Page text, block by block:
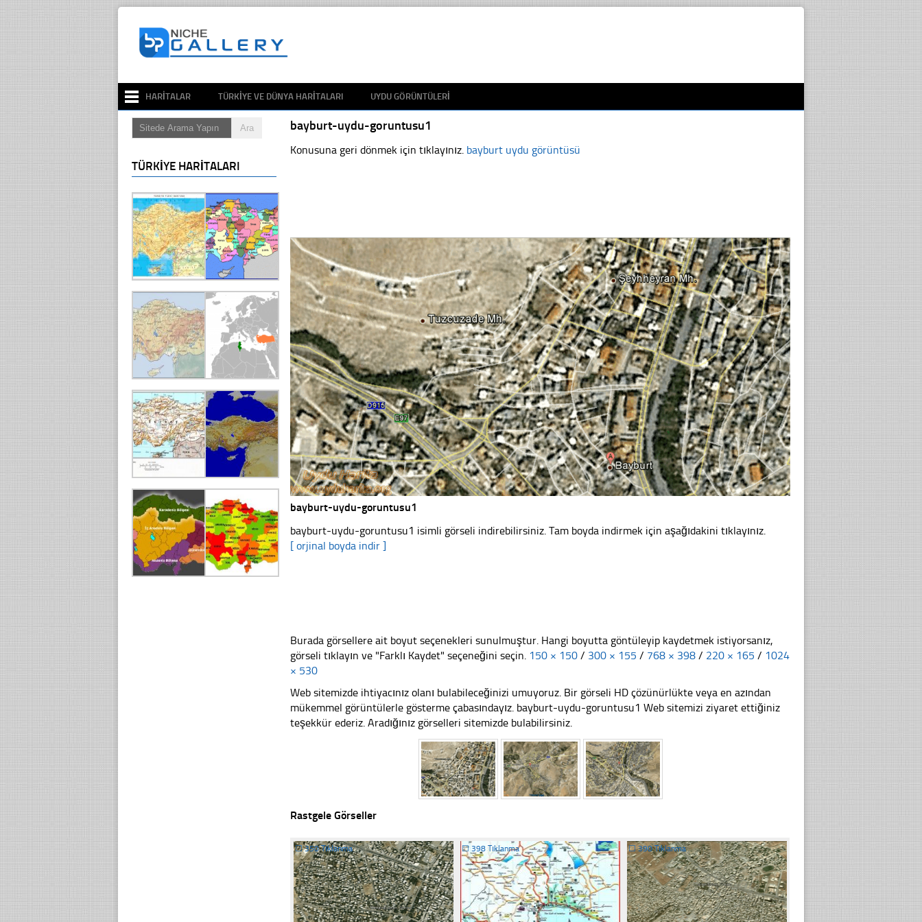
HARITALAR TÜRKIYE VE DÜNYA HARITALARI UYDU GÖRÜNTÜLERI
bayburt-uydu-goruntusu1
Konusuna geri dönmek için tıklayınız. bayburt uydu görüntüsü
bayburt-uydu-goruntusu1
bayburt-uydu-goruntusu1 isimli görseli indirebilirsiniz. Tam boyda indirmek için aşağıdakini tıklayınız.
[ orjinal boyda indir ]
Burada görsellere ait boyut seçenekleri sunulmuştur. Hangi boyutta göntüleyip kaydetmek istiyorsanız,
görseli tıklayın ve "Farklı Kaydet" seçeneğini seçin. 150 × 150 / 300 × 155 / 768 × 398 / 220 × 165 / 1024
× 530
Web sitemizde ihtiyacınız olanı bulabileceğinizi umuyoruz. Bir görseli HD çözünürlükte veya en azından
mükemmel görüntülerle gösterme çabasındayız. bayburt-uydu-goruntusu1 Web sitemizi ziyaret ettiğiniz
teşekkür ederiz. Aradığınız görselleri sitemizde bulabilirsiniz.
Rastgele Görseller
☐350 Tıklanma ☐ 398 Tıklanma ☐390 Tıklanma
TÜRKIYE HARITALARI